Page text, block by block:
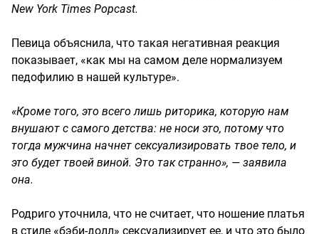
New York Times Popcast.
Певица объяснила, что такая негативная реакция
показывает, «как мы на самом деле нормализуем
педофилию в нашей культуре».
«Кроме того, это всего лишь риторика, которую нам
внушают с самого детства: не носи это, потому что
тогда мужчина начнет сексуализировать твое тело, и
это будет твоей виной. Это так странно», — заявила
она.
Родриго уточнила, что не считает, что ношение платья
в стиле «бэби-долл» сексуализирует ее, и что это было